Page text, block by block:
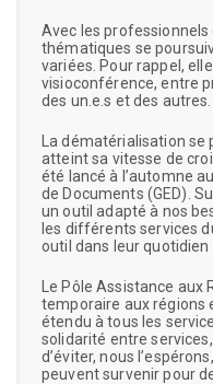
Avec les
thématiques se
variées. Pour rappel,
visioconférence, entre
des un.e.s et des autres.
La dématérialisation se
atteint sa vitesse de
été lancé à l’automne
de Documents (GED).
un outil adapté à nos
les différents services
outil dans leur quotidien
Le Pôle Assistance
temporaire aux régions
étendu à tous les
solidarité entre
d’éviter, nous
peuvent survenir pour